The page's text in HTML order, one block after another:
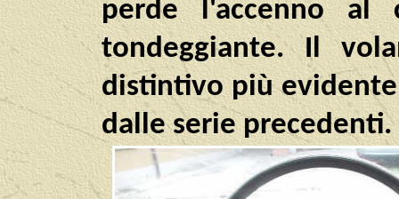
perde l'accenno al
tondeggiante. Il
distintivo più
dalle serie precedenti.